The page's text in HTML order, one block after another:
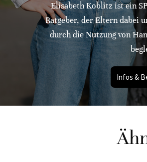
Elisabeth Koblitz ist ein
Ratgeber, der Eltern dabei
durch die Nutzung von
Infos &